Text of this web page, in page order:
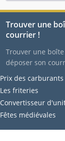
Trouver une
courrier !
Trouver une
déposer son
Prix des carburants
Les friteries
Convertisseur
Fêtes médiévales